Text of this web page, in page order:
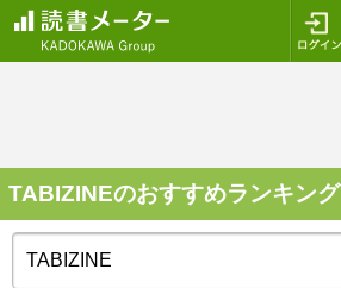
TABIZINEのおすすめランキング